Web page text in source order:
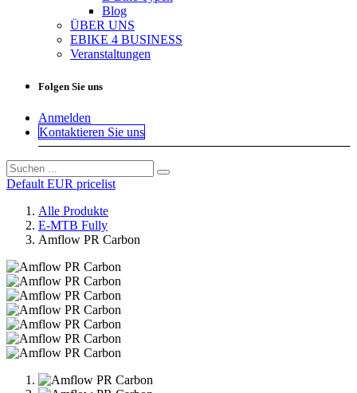
Blog
ÜBER UNS
EBIKE 4 BUSINESS
Veranstaltungen
Folgen Sie uns
Anmelden
Kontaktieren Sie uns
Default EUR pricelist
Alle Produkte
E-MTB Fully
Amflow PR Carbon